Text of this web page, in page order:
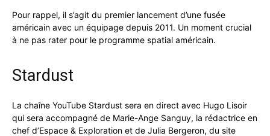
Pour rappel, il s’agit du premier lancement d’une fusée
américain avec un équipage depuis 2011. Un moment crucial
à ne pas rater pour le programme spatial américain.
Stardust
La chaîne YouTube Stardust sera en direct avec Hugo Lisoir
qui sera accompagné de Marie-Ange Sanguy, la rédactrice en
chef d’Espace & Exploration et de Julia Bergeron, du site